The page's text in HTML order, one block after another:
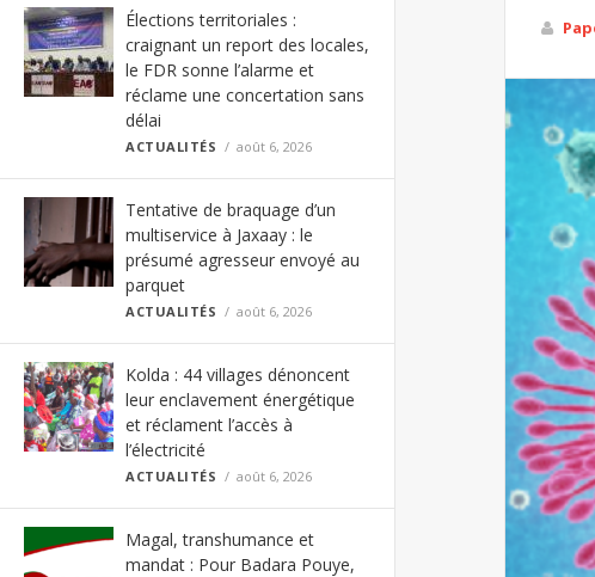
Élections territoriales :
craignant un report des locales,
le FDR sonne l’alarme et
réclame une concertation sans
délai
ACTUALITÉS août 6, 2026
Tentative de braquage d’un
multiservice à Jaxaay : le
présumé agresseur envoyé au
parquet
ACTUALITÉS août 6, 2026
Kolda : 44 villages dénoncent
leur enclavement énergétique
et réclament l’accès à
l’électricité
ACTUALITÉS août 6, 2026
Magal, transhumance et
mandat : Pour Badara Pouye,